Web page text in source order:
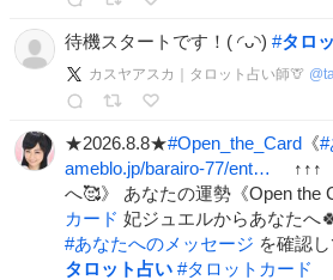
待機スタートです！( ◜ᴗ◝) #タロ
カスヤアスカ｜タロット占い師🦒 @
★2026.8.8★#Open_the_Card 《#
ameblo.jp/barairo-77/ent…
↑↑↑
へ🥰》 あなたの運勢《Open the
カード 妃ジュエルからあなたへ
#あなたへのメッセージ を確認
タロット占い #タロットカード